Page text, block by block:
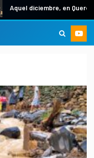
diciembre, en Querétaro